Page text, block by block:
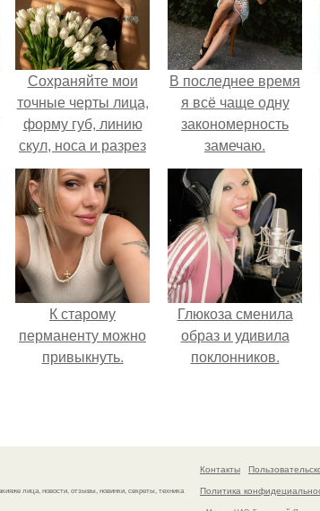
Сохраняйте мои
точные черты лица,
форму губ, линию
скул, носа и разрез
глаз.
В последнее время
я всё чаще одну
закономерность
замечаю.
К старому
перманенту можно
привыкнуть.
Глюкоза сменила
образ и удивила
поклонников.
лица, новости, отзывы, новинки, секреты, техника
Контакты
Политика